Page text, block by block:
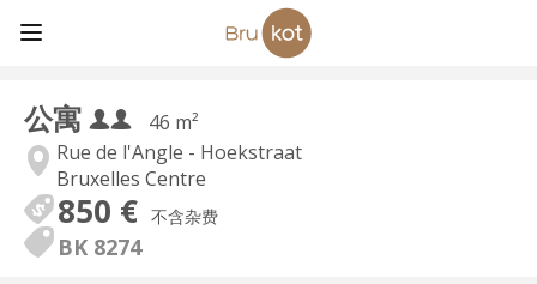
公寓
46 m²
Rue de l'Angle - Hoekstraat
Bruxelles Centre
850 € 不含杂费
BK 8274